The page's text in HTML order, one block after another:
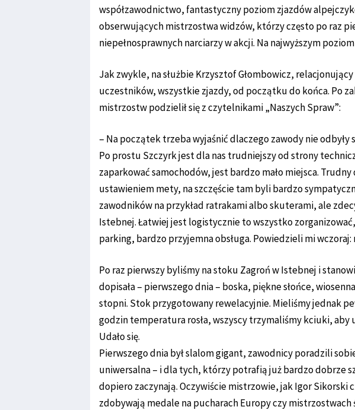
współzawodnictwo, fantastyczny poziom zjazdów
obserwujących mistrzostwa widzów, którzy często po raz
niepełnosprawnych narciarzy w akcji. Na najwyższym
Jak zwykle, na służbie Krzysztof Głombowicz,
uczestników, wszystkie zjazdy, od początku do końca. Po
mistrzostw podzielił się z czytelnikami „Naszych Spraw”:
– Na początek trzeba wyjaśnić dlaczego zawody nie odbyły
Po prostu Szczyrk jest dla nas trudniejszy od strony
zaparkować samochodów, jest bardzo mało miejsca.
ustawieniem mety, na szczęście tam byli bardzo
zawodników na przykład ratrakami albo skuterami, ale
Istebnej. Łatwiej jest logistycznie to wszystko
parking, bardzo przyjemna obsługa. Powiedzieli mi wczoraj:
Po raz pierwszy byliśmy na stoku Zagroń w Istebnej i
dopisała – pierwszego dnia – boska, piękne słońce,
stopni. Stok przygotowany rewelacyjnie. Mieliśmy jednak
godzin temperatura rosła, wszyscy trzymaliśmy kciuki, aby
Udało się.
Pierwszego dnia był slalom gigant, zawodnicy poradzili
uniwersalna – i dla tych, którzy potrafią już bardzo dobrze
dopiero zaczynają. Oczywiście mistrzowie, jak Igor Sikorski
zdobywają medale na pucharach Europy czy